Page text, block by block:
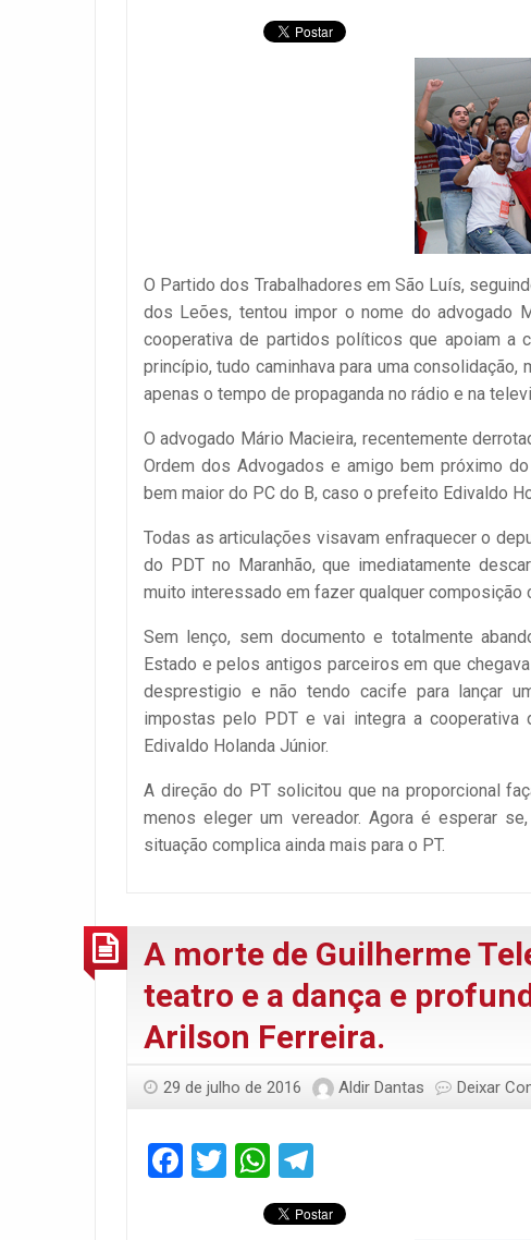
O Partido dos Trabalhadores em São Luís,
dos Leões, tentou impor o nome do advogado
cooperativa de partidos políticos que apoiam a
princípio, tudo caminhava para uma
apenas o tempo de propaganda no rádio e na
O advogado Mário Macieira, recentemente
Ordem dos Advogados e amigo bem próximo
bem maior do PC do B, caso o prefeito Edivaldo
Todas as articulações visavam enfraquecer o
do PDT no Maranhão, que imediatamente
muito interessado em fazer qualquer composição
Sem lenço, sem documento e totalmente
Estado e pelos antigos parceiros em que
desprestigio e não tendo cacife para lançar
impostas pelo PDT e vai integra a cooperativa
Edivaldo Holanda Júnior.
A direção do PT solicitou que na proporcional
menos eleger um vereador. Agora é esperar
situação complica ainda mais para o PT.
A morte de Guilherme
teatro e a dança e
Arilson Ferreira.
29 de julho de 2016 Aldir Dantas Deixar
Facebook
TwitterWhatsApp